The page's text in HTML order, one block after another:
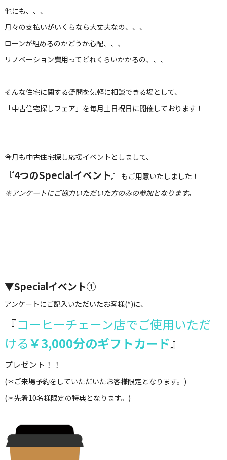
他にも、、、
月々の支払いがいくらなら大丈夫なの、、、
ローンが組めるのかどうか心配、、、
リノベーション費用ってどれくらいかかるの、、、
そんな住宅に関する疑問を気軽に相談できる場として、
「中古住宅探しフェア」を毎月土日祝日に開催しております！
今月も中古住宅探し応援イベントとしまして、
『4つのSpecialイベント』
もご用意いたしました！
※アンケートにご協力いただいた方のみの参加となります。
▼Specialイベント①
アンケートにご記入いただいたお客様(*)に、
『コーヒーチェーン店でご使用いただ
ける￥3,000分のギフトカード』
プレゼント！！
(＊ご来場予約をしていただいたお客様限定となります。)
(＊先着10名様限定の特典となります。)